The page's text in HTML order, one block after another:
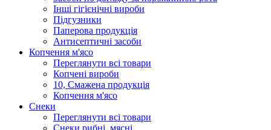
Інші гігієнічні вироби
Підгузники
Паперова продукція
Антисептичні засоби
Копчення м'ясо
Переглянути всі товари
Копчені вироби
10, Смажена продукція
Копчення м'ясо
Снеки
Переглянути всі товари
Снеки рибні, мясні